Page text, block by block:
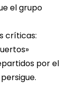
el grupo
críticas:
por el